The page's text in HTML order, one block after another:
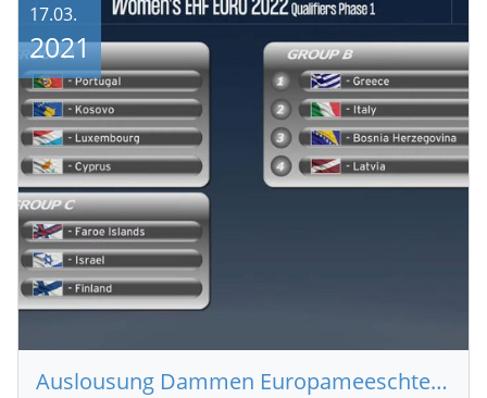
Auslousung Dammen Europameeschterschaft 2022 - EHF EURO 2022 Qualifiers Phase 1
17.03.
2021